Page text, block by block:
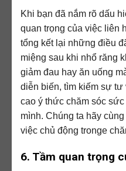
Khi bạn đã nắm rõ dấu
quan trọng của việc liên
tổng kết lại những điều
miệng sau khi nhổ răng
giảm đau hay ăn uống
diễn biến, tìm kiếm sự tư
cao ý thức chăm sóc
mình. Chúng ta hãy
việc chủ động tronge
6. Tầm quan trọng